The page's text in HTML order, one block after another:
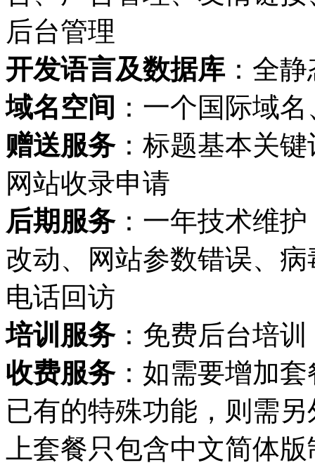
后台管理
开发语言及数据库 ：全
域名空间 ：一个国际域
赠送服务：标题基本关
网站收录申请
后期服务：一年技术维
改动、网站参数错误、
电话回访
培训服务：免费后台培训
收费服务：如需要增加
已有的特殊功能，则需
上套餐只包含中文简体